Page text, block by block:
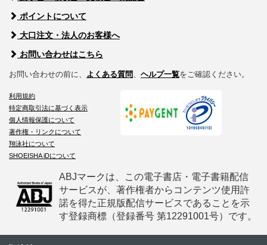
ポイントについて
大口注文・法人のお客様へ
お問い合わせはこちら
お問い合わせの前に、 よくある質問、 ヘルプ一覧をご確認ください。
利用規約
特定商取引法に基づく表示
個人情報保護について
著作権・リンクについて
翔泳社について
SHOEISHA iDについて
ABJマークは、この電子書店・電子書籍配信
サービスが、著作権者からコンテンツ使用許
諾を得た正規版配信サービスであることを示
す登録商標（登録番号 第12291001号）です。